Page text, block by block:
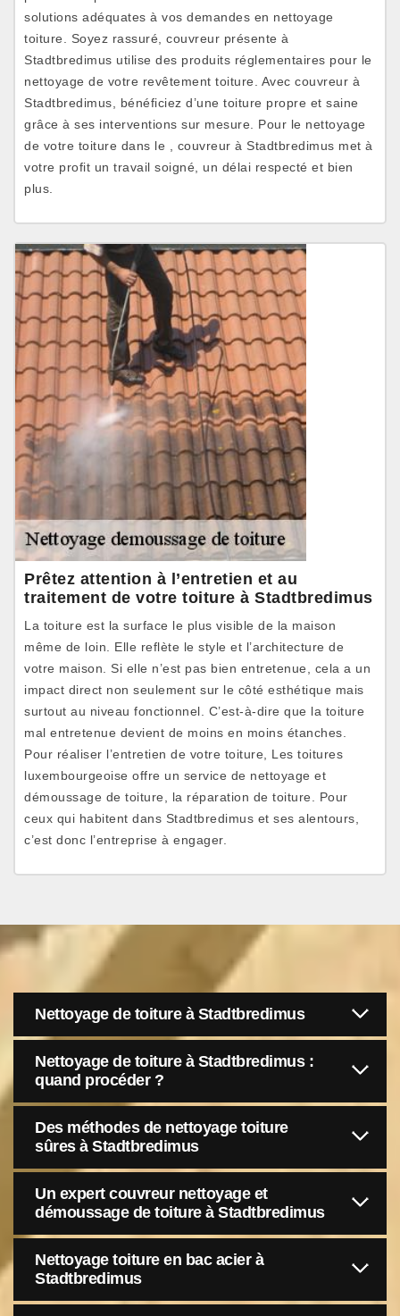
solutions adéquates à vos demandes en nettoyage
toiture. Soyez rassuré, couvreur présente à
Stadtbredimus utilise des produits réglementaires pour le
nettoyage de votre revêtement toiture. Avec couvreur à
Stadtbredimus, bénéficiez d’une toiture propre et saine
grâce à ses interventions sur mesure. Pour le nettoyage
de votre toiture dans le , couvreur à Stadtbredimus met à
votre profit un travail soigné, un délai respecté et bien
plus.
Prêtez attention à l’entretien et au
traitement de votre toiture à Stadtbredimus
La toiture est la surface le plus visible de la maison
même de loin. Elle reflète le style et l’architecture de
votre maison. Si elle n’est pas bien entretenue, cela a un
impact direct non seulement sur le côté esthétique mais
surtout au niveau fonctionnel. C’est-à-dire que la toiture
mal entretenue devient de moins en moins étanches.
Pour réaliser l’entretien de votre toiture, Les toitures
luxembourgeoise offre un service de nettoyage et
démoussage de toiture, la réparation de toiture. Pour
ceux qui habitent dans Stadtbredimus et ses alentours,
c’est donc l’entreprise à engager.
Nettoyage de toiture à Stadtbredimus
Nettoyage de toiture à Stadtbredimus :
quand procéder ?
Des méthodes de nettoyage toiture
sûres à Stadtbredimus
Un expert couvreur nettoyage et
démoussage de toiture à Stadtbredimus
Nettoyage toiture en bac acier à
Stadtbredimus